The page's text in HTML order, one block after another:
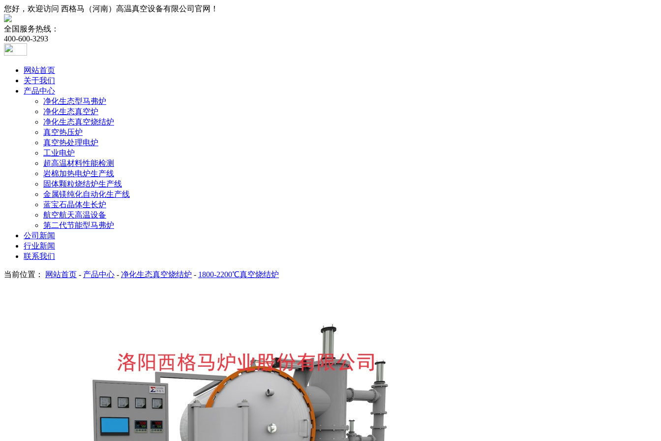
您好，欢迎访问 西格马（河南）高温真空设备有限公司官网！
全国服务热线：
400-600-3293
网站首页
关于我们
产品中心
净化生态型马弗炉
净化生态真空炉
净化生态真空烧结炉
真空热压炉
真空热处理电炉
工业电炉
超高温材料性能检测
岩棉加热电炉生产线
固体颗粒烧结炉生产线
金属镁纯化自动化生产线
蓝宝石晶体生长炉
航空航天高温设备
第二代节能型马弗炉
公司新闻
行业新闻
联系我们
当前位置： 网站首页 - 产品中心 - 净化生态真空烧结炉 - 1800-2200℃真空烧结炉